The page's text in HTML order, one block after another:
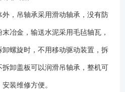
，吊轴承采用滑动轴承，没有防
冶金，输送水泥采用毛毡轴瓦，
螺旋时，不用移动驱动装置，拆
卸盖板可以润滑吊轴承，整机可
装维修方便。